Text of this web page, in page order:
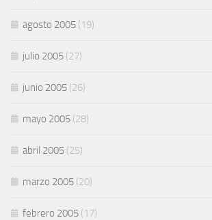
agosto 2005 (19)
julio 2005 (27)
junio 2005 (26)
mayo 2005 (28)
abril 2005 (25)
marzo 2005 (20)
febrero 2005 (17)